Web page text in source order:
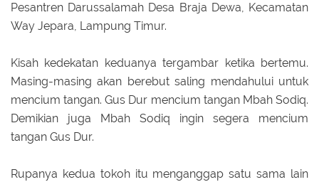
Pesantren Darussalamah Desa Braja Dewa, Kecamatan
Way Jepara, Lampung Timur.
Kisah kedekatan keduanya tergambar ketika bertemu.
Masing-masing akan berebut saling mendahului untuk
mencium tangan. Gus Dur mencium tangan Mbah Sodiq.
Demikian juga Mbah Sodiq ingin segera mencium
tangan Gus Dur.
Rupanya kedua tokoh itu menganggap satu sama lain